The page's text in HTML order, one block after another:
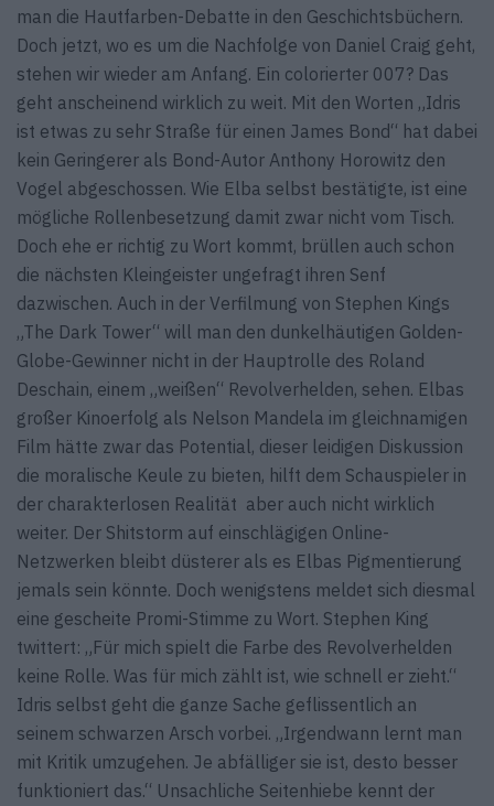
man die Hautfarben-Debatte in den Geschichtsbüchern.
Doch jetzt, wo es um die Nachfolge von Daniel Craig geht,
stehen wir wieder am Anfang. Ein colorierter 007? Das
geht anscheinend wirklich zu weit. Mit den Worten „Idris
ist etwas zu sehr Straße für einen James Bond“ hat dabei
kein Geringerer als Bond-Autor Anthony Horowitz den
Vogel abgeschossen. Wie Elba selbst bestätigte, ist eine
mögliche Rollenbesetzung damit zwar nicht vom Tisch.
Doch ehe er richtig zu Wort kommt, brüllen auch schon
die nächsten Kleingeister ungefragt ihren Senf
dazwischen. Auch in der Verfilmung von Stephen Kings
„The Dark Tower“ will man den dunkelhäutigen Golden-
Globe-Gewinner nicht in der Hauptrolle des Roland
Deschain, einem „weißen“ Revolverhelden, sehen. Elbas
großer Kinoerfolg als Nelson Mandela im gleichnamigen
Film hätte zwar das Potential, dieser leidigen Diskussion
die moralische Keule zu bieten, hilft dem Schauspieler in
der charakterlosen Realität aber auch nicht wirklich
weiter. Der Shitstorm auf einschlägigen Online-
Netzwerken bleibt düsterer als es Elbas Pigmentierung
jemals sein könnte. Doch wenigstens meldet sich diesmal
eine gescheite Promi-Stimme zu Wort. Stephen King
twittert: „Für mich spielt die Farbe des Revolverhelden
keine Rolle. Was für mich zählt ist, wie schnell er zieht.“
Idris selbst geht die ganze Sache geflissentlich an
seinem schwarzen Arsch vorbei. „Irgendwann lernt man
mit Kritik umzugehen. Je abfälliger sie ist, desto besser
funktioniert das.“ Unsachliche Seitenhiebe kennt der